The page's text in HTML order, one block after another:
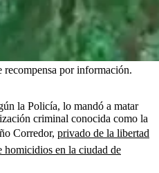
recompensa por información.
la Policía, lo mandó a matar
criminal conocida como la
Corredor, privado de la libertad
homicidios en la ciudad de